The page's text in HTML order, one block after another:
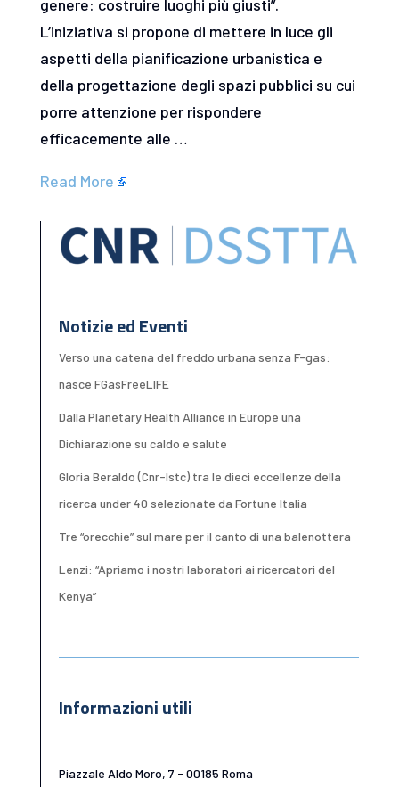
genere: costruire luoghi più giusti”.
L’iniziativa si propone di mettere in luce gli
aspetti della pianificazione urbanistica e
della progettazione degli spazi pubblici su cui
porre attenzione per rispondere
efficacemente alle …
Read More
Notizie ed Eventi
Verso una catena del freddo urbana senza F-gas:
nasce FGasFreeLIFE
Dalla Planetary Health Alliance in Europe una
Dichiarazione su caldo e salute
Gloria Beraldo (Cnr-Istc) tra le dieci eccellenze della
ricerca under 40 selezionate da Fortune Italia
Tre “orecchie” sul mare per il canto di una balenottera
Lenzi: “Apriamo i nostri laboratori ai ricercatori del
Kenya”
Informazioni utili
Piazzale Aldo Moro, 7 - 00185 Roma